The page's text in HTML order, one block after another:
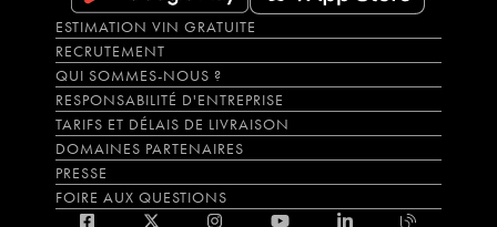
ESTIMATION VIN GRATUITE
RECRUTEMENT
QUI SOMMES-NOUS ?
RESPONSABILITÉ D'ENTREPRISE
TARIFS ET DÉLAIS DE LIVRAISON
DOMAINES PARTENAIRES
PRESSE
FOIRE AUX QUESTIONS